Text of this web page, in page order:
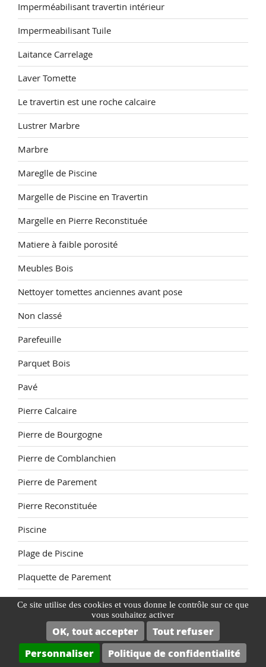
Ce site utilise des cookies et vous donne le contrôle sur ce que
vous souhaitez activer
OK, tout accepter
Tout refuser
Personnaliser
Politique de confidentialité
Imperméabilisant travertin intérieur
Impermeabilisant Tuile
Laitance Carrelage
Laver Tomette
Le travertin est une roche calcaire
Lustrer Marbre
Marbre
Mareglle de Piscine
Margelle de Piscine en Travertin
Margelle en Pierre Reconstituée
Matiere à faible porosité
Meubles Bois
Nettoyer tomettes anciennes avant pose
Non classé
Parefeuille
Parquet Bois
Pavé
Pierre Calcaire
Pierre de Bourgogne
Pierre de Comblanchien
Pierre de Parement
Pierre Reconstituée
Piscine
Plage de Piscine
Plaquette de Parement
poncage terre cuite tomette
Primaire accrochage
Protection de la pierre naturelle extérieur